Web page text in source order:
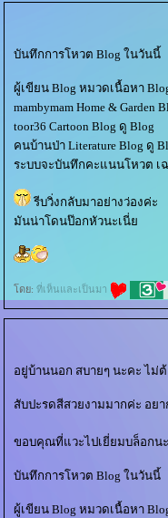
บันทึกการโหวต Blog ในวันนี้
ผู้เขียน Blog หมวดเนื้อหา
mambymam Home & Garden
toor36 Cartoon Blog ดู Blog
คนบ้านป่า Literature Blog ดู
ระบบจะบันทึกคะแนนโหวต เ
รีบวิ่งกลับมาอย่างว่องค่ะ
มันน่าโดนป๊อกหัวนะเนี่
ดย: ที่เห็นและเป็นมา
อยู่บ้านนอก สบายๆ นะคะ ไม่
สับปะรดสีสวยงามมากค่ะ อย
ขอบคุณที่แวะไปเยี่ยมบล็อกน
บันทึกการโหวต Blog ในวันนี้
ผู้เขียน Blog หมวดเนื้อหา